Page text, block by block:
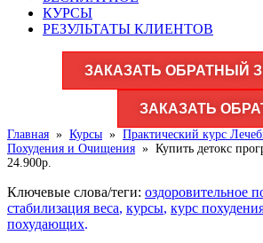
КУРСЫ
РЕЗУЛЬТАТЫ КЛИЕНТОВ
ЗАКАЗАТЬ ОБРАТНЫЙ
ЗАКАЗАТЬ
Главная » Курсы » Практический курс
Похудения и Очищения » Купить детокс
24.900р.
Ключевые слова/теги: оздоровительное
стабилизация веса, курсы, курс
похудающих.